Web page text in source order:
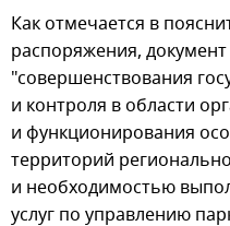
Как отмечается в
распоряжения,
"совершенствования
и контроля в области
и функционирования
территорий
и необходимостью
услуг по управлению